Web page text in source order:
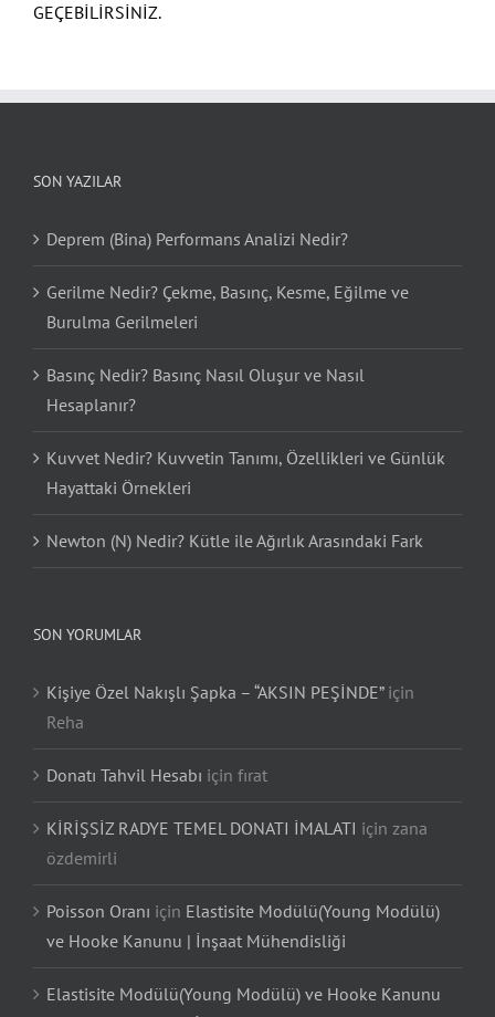
GEÇEBİLİRSİNİZ.
SON YAZILAR
Deprem (Bina) Performans Analizi Nedir?
Gerilme Nedir? Çekme, Basınç, Kesme, Eğilme ve
Burulma Gerilmeleri
Basınç Nedir? Basınç Nasıl Oluşur ve Nasıl
Hesaplanır?
Kuvvet Nedir? Kuvvetin Tanımı, Özellikleri ve Günlük
Hayattaki Örnekleri
Newton (N) Nedir? Kütle ile Ağırlık Arasındaki Fark
SON YORUMLAR
Kişiye Özel Nakışlı Şapka – “AKSIN PEŞİNDE”için
Reha
Donatı Tahvil Hesabı için fırat
KİRİŞSİZ RADYE TEMEL DONATI İMALATI için zana
özdemirli
Poisson Oranı için Elastisite Modülü(Young Modülü)
ve Hooke Kanunu | İnşaat Mühendisliği
Elastisite Modülü(Young Modülü) ve Hooke Kanunu